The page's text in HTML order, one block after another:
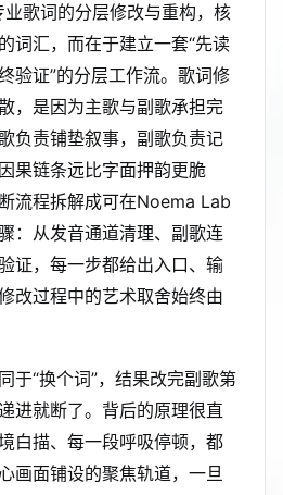
歌词的分层修改与重构，核
词汇，而在于建立一套“先读
验证”的分层工作流。歌词修
，是因为主歌与副歌承担完
责铺垫叙事，副歌负责记
果链条远比字面押韵更脆
流程拆解成可在Noema Lab
：从发音通道清理、副歌连
证，每一步都给出入口、输
改过程中的艺术取舍始终由
于“换个词”，结果改完副歌第
进就断了。背后的原理很直
白描、每一段呼吸停顿，都
画面铺设的聚焦轨道，一旦